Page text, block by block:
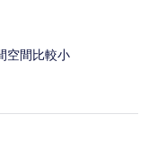
空間比較小